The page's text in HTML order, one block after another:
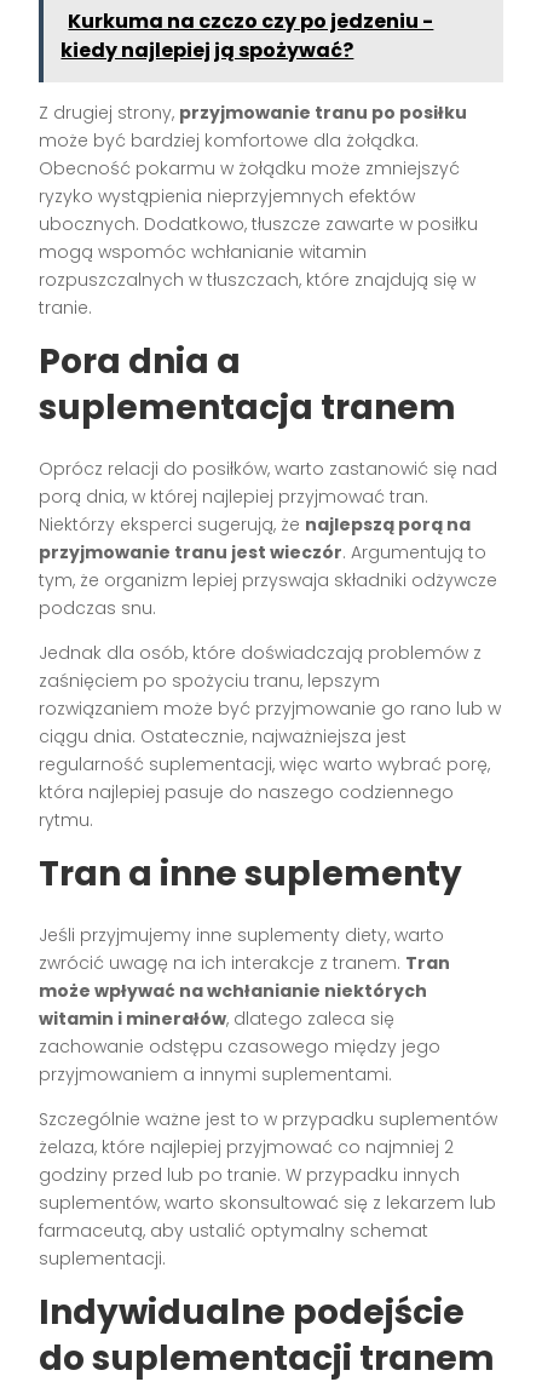
Kurkuma na czczo czy po jedzeniu -
kiedy najlepiej ją spożywać?
Z drugiej strony, przyjmowanie tranu po posiłku
może być bardziej komfortowe dla żołądka.
Obecność pokarmu w żołądku może zmniejszyć
ryzyko wystąpienia nieprzyjemnych efektów
ubocznych. Dodatkowo, tłuszcze zawarte w posiłku
mogą wspomóc wchłanianie witamin
rozpuszczalnych w tłuszczach, które znajdują się w
tranie.
Pora dnia a
suplementacja tranem
Oprócz relacji do posiłków, warto zastanowić się nad
porą dnia, w której najlepiej przyjmować tran.
Niektórzy eksperci sugerują, że najlepszą porą na
przyjmowanie tranu jest wieczór. Argumentują to
tym, że organizm lepiej przyswaja składniki odżywcze
podczas snu.
Jednak dla osób, które doświadczają problemów z
zaśnięciem po spożyciu tranu, lepszym
rozwiązaniem może być przyjmowanie go rano lub w
ciągu dnia. Ostatecznie, najważniejsza jest
regularność suplementacji, więc warto wybrać porę,
która najlepiej pasuje do naszego codziennego
rytmu.
Tran a inne suplementy
Jeśli przyjmujemy inne suplementy diety, warto
zwrócić uwagę na ich interakcje z tranem. Tran
może wpływać na wchłanianie niektórych
witamin i minerałów, dlatego zaleca się
zachowanie odstępu czasowego między jego
przyjmowaniem a innymi suplementami.
Szczególnie ważne jest to w przypadku suplementów
żelaza, które najlepiej przyjmować co najmniej 2
godziny przed lub po tranie. W przypadku innych
suplementów, warto skonsultować się z lekarzem lub
farmaceutą, aby ustalić optymalny schemat
suplementacji.
Indywidualne podejście
do suplementacji tranem